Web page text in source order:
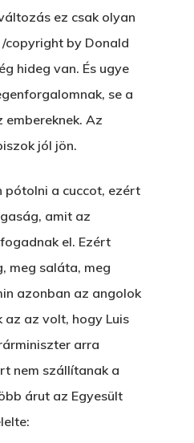
ez csak olyan
copyright by Donald
hideg van. És ugye
se a
embereknek. Az
jól jön.
pótolni a cuccot, ezért
amit az
el. Ezért
meg saláta, meg
azonban az angolok
az volt, hogy Luis
arra
nem szállítanak a
árut az Egyesült
Főoldal
Bolt
Könyveim
A Veszett Ügy
Szerelem És…
Novellák
Novellák
Rólam